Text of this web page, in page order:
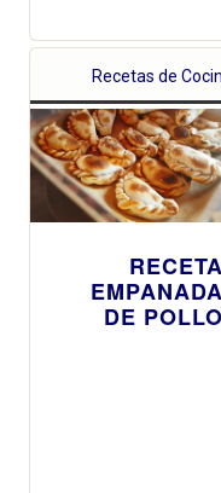
Recetas de
RECETA
EMPANADA
DE POLLO